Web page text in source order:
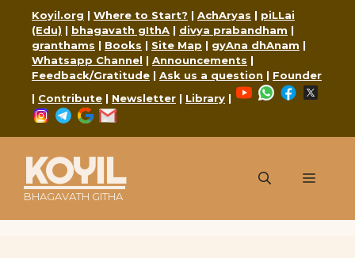
content
Koyil.org | Where to Start? | AchAryas | piLLai
(Edu) | bhagavath gIthA | divya prabandham |
granthams | Books | Site Map | gyAna dhAnam |
Whatsapp Channel | Announcements |
Feedback/Gratitude | Ask us a question | Founder
| Contribute | Newsletter | Library |
YouTubeWhatsApp
Facebook
Instagram
Telegram
Google
KOYIL
BHAGAVATH GITHA
Menu